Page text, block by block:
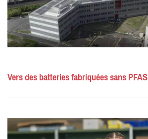
Vers des batteries fabriquées sans PFAS